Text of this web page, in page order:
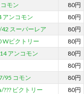
モン
80円
アンコモン
80円
スーパーレア
80円
Wビクトリー
80円
アンコモン
80円
80円
95 コモン
80円
ビクトリー 80円